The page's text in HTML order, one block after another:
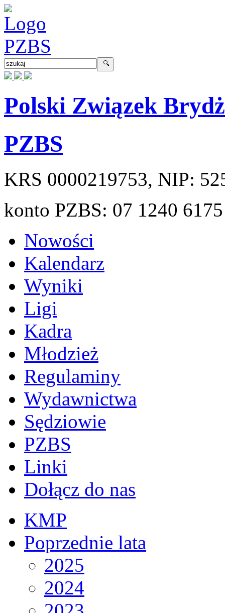
Polski Związek
PZBS
KRS 0000219753, NIP:
konto PZBS: 07 1240
Nowości
Kalendarz
Wyniki
Ligi
Kadra
Młodzież
Regulaminy
Wydawnictwa
Sędziowie
PZBS
Linki
Dołącz do nas
KMP
Poprzednie lata
2025
2024